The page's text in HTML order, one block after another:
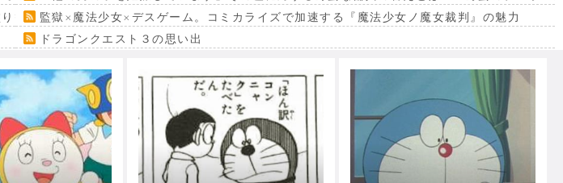
替える監獄×魔法少女×デスゲーム。コミカライズで加速する『魔法少女ノ魔女裁判』の魅力
ドラゴンクエスト３の思い出